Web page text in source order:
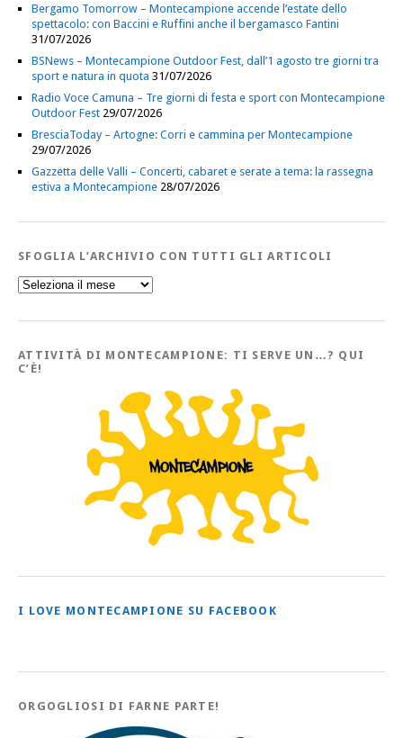
Bergamo Tomorrow – Montecampione accende l’estate dello
spettacolo: con Baccini e Ruffini anche il bergamasco Fantini
31/07/2026
BSNews – Montecampione Outdoor Fest, dall’1 agosto tre giorni tra
sport e natura in quota 31/07/2026
Radio Voce Camuna – Tre giorni di festa e sport con Montecampione
Outdoor Fest 29/07/2026
BresciaToday – Artogne: Corri e cammina per Montecampione
29/07/2026
Gazzetta delle Valli – Concerti, cabaret e serate a tema: la rassegna
estiva a Montecampione 28/07/2026
SFOGLIA L’ARCHIVIO CON TUTTI GLI ARTICOLI
Sfoglia
l’Archivio
tutti
Articoli
ATTIVITÀ DI MONTECAMPIONE: TI SERVE UN…? QUI
C’È!
I LOVE MONTECAMPIONE SU FACEBOOK
ORGOGLIOSI DI FARNE PARTE!